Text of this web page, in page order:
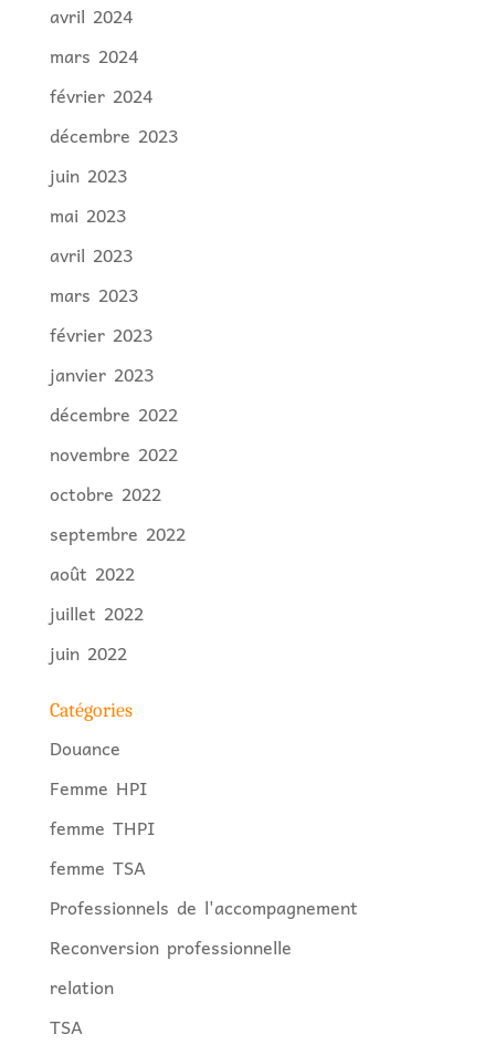
avril 2024
mars 2024
février 2024
décembre 2023
juin 2023
mai 2023
avril 2023
mars 2023
février 2023
janvier 2023
décembre 2022
novembre 2022
octobre 2022
septembre 2022
août 2022
juillet 2022
juin 2022
Catégories
Douance
Femme HPI
femme THPI
femme TSA
Professionnels de l'accompagnement
Reconversion professionnelle
relation
TSA